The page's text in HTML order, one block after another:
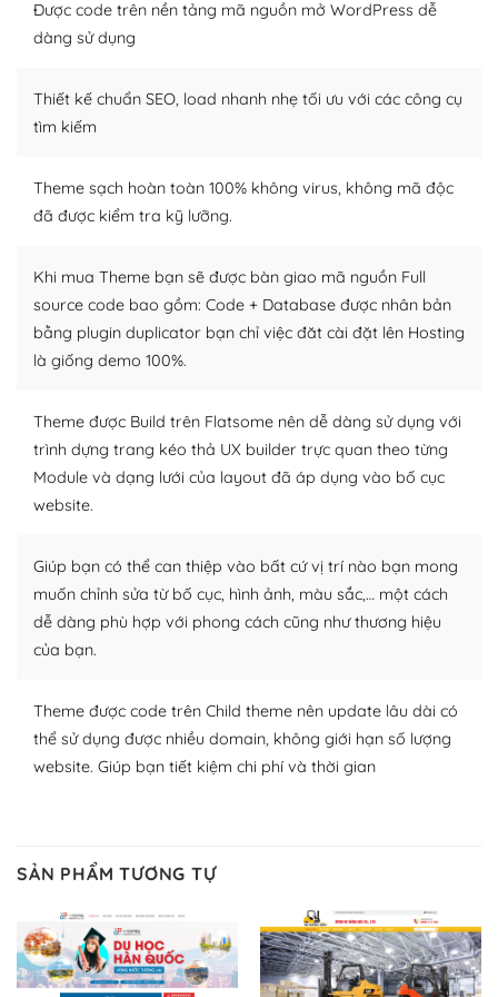
thiết kế tốt, bạn có thể tự sửa đổi. Nếu không bạn có thể
tìm kiếm chúng trên Internet hoặc nhờ chuyên gia.
– Sở hữu một cộng đồng lớn, sẵn sàng hỗ trợ
khổng lồ được kiểm duyệt bởi các nhân viên và những
người cuồng tín WordPress.
Nếu bạn gặp khó khăn, bạn có thể lên mạng và tìm
kiếm những cộng đồng WordPress, họ sẽ giúp bạn trả
lời, giải đáp vấn đề của bạn.
Cộng đồng sử dụng WordPress sẵn sàng hỗ trợ bạn
– Đa dạng plugin và themes
Plugin mở rộng là thành phần cài đặt thêm vào
WordPress để tăng thêm các tính năng cần thiết. Có
nhiều plugin trả phí hoặc miễn phí.
Nhờ lượng người dùng đông đảo, thư viện themes và
plugin của WordPress rất phong phú. Bạn có thể thỏa
thích chọn lựa plugin và themes phù hợp cho mục đích
lập website của mình.
– Dễ sử dụng
Với mọi Hosting bất kỳ thì WordPress đều có thể dễ
Và bạn có toàn quyền tự do khi quyết định nơi lưu trữ
Dễ dàng lựa chọn Hosting cho website WordPress
Được code trên nền tảng mã nguồn mở WordPress dễ
dàng sử dụng
Thiết kế chuẩn SEO, load nhanh nhẹ tối ưu với các công cụ
tìm kiếm
Theme sạch hoàn toàn 100% không virus, không mã độc
đã được kiểm tra kỹ lưỡng.
Khi mua Theme bạn sẽ được bàn giao mã nguồn Full
source code bao gồm: Code + Database được nhân bản
bằng plugin duplicator bạn chỉ việc đăt cài đặt lên Hosting
là giống demo 100%.
Theme được Build trên Flatsome nên dễ dàng sử dụng với
trình dựng trang kéo thả UX builder trực quan theo từng
Module và dạng lưới của layout đã áp dụng vào bố cục
website.
Giúp bạn có thể can thiệp vào bất cứ vị trí nào bạn mong
muốn chỉnh sửa từ bố cục, hình ảnh, màu sắc,… một cách
dễ dàng phù hợp với phong cách cũng như thương hiệu
của bạn.
Theme được code trên Child theme nên update lâu dài có
thể sử dụng được nhiều domain, không giới hạn số lượng
website. Giúp bạn tiết kiệm chi phí và thời gian
SẢN PHẨM TƯƠNG TỰ